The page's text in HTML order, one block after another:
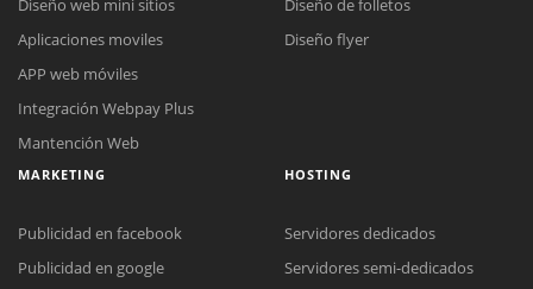
Diseño web mini sitios
Aplicaciones moviles
APP web móviles
Integración Webpay Plus
Mantención Web
Diseño de folletos
Diseño flyer
MARKETING
Publicidad en facebook
Publicidad en google
HOSTING
Servidores dedicados
Servidores semi-dedicados